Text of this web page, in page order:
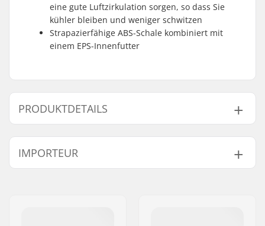
eine gute Luftzirkulation sorgen, so dass Sie
kühler bleiben und weniger schwitzen
Strapazierfähige ABS-Schale kombiniert mit
einem EPS-Innenfutter
PRODUKTDETAILS
Kopfumfang:
49cm, 50cm, 51cm,
Größenverstellbar:
Nein
IMPORTEUR